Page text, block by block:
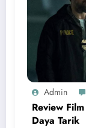
Admin
Review
Daya Tarik